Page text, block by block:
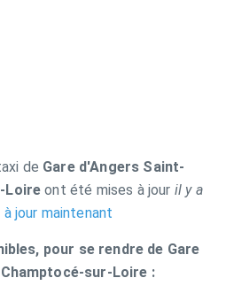
de Gare d'Angers Saint-
Loire ont été mises à jour il y a
jour maintenant
pour se rendre de Gare
sur-Loire :